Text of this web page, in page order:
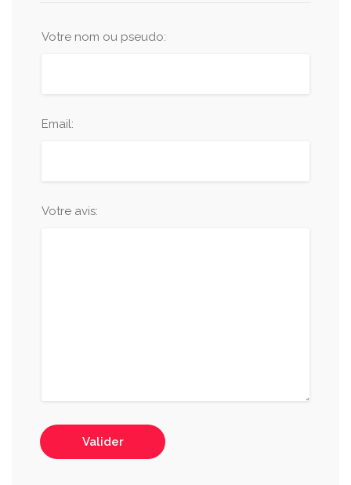
Votre nom ou pseudo:
Email:
Votre avis:
Valider